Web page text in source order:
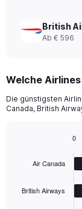
British
Ab € 596
Welche
Die günstigsten
Canada, British
withAir Canada
British Airways
0